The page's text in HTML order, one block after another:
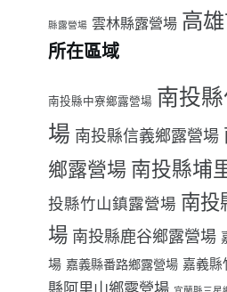
縣露營場 雲林縣露營場 高
所在區域
南投縣中寮鄉露營場 南投
場 南投縣信義鄉露營場
鄉露營場 南投縣埔
投縣竹山鎮露營場 南投
場 南投縣鹿谷鄉露營場
場 嘉義縣番路鄉露營場 嘉義縣
縣阿里山鄉露營場